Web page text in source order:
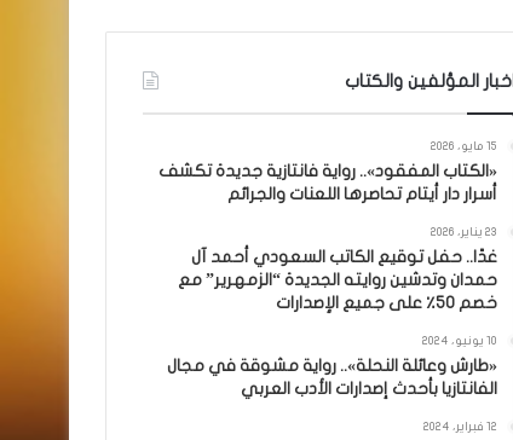
اخبار المؤلفين والكتاب
15 مايو، 2026
«الكتاب المفقود».. رواية فانتازية جديدة تكشف
أسرار دار أيتام تحاصرها اللعنات والجرائم
23 يناير، 2026
غدًا.. حفل توقيع الكاتب السعودي أحمد آل
حمدان وتدشين روايته الجديدة “الزمهرير” مع
خصم 50٪ على جميع الإصدارات
10 يونيو، 2024
«طارش وعائلة النحلة».. رواية مشوقة في مجال
الفانتازيا بأحدث إصدارات الأدب العربي
12 فبراير، 2024